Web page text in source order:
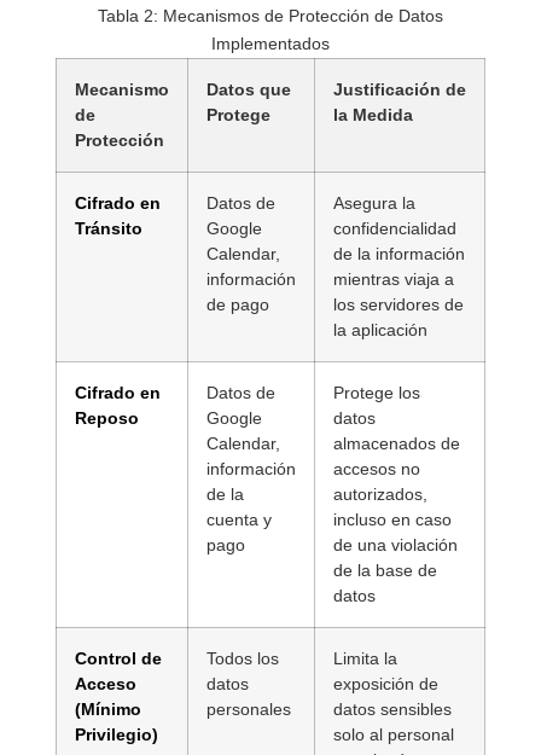
Tabla 2: Mecanismos de Protección de Datos
Implementados
Mecanismo
de
Protección
Datos que
Protege
Justificación de
la Medida
Cifrado en
Tránsito
Datos de
Google
Calendar,
información
de pago
Asegura la
confidencialidad
de la información
mientras viaja a
los servidores de
la aplicación
Cifrado en
Reposo
Datos de
Google
Calendar,
información
de la
cuenta y
pago
Protege los
datos
almacenados de
accesos no
autorizados,
incluso en caso
de una violación
de la base de
datos
Control de
Acceso
(Mínimo
Privilegio)
Todos los
datos
personales
Limita la
exposición de
datos sensibles
solo al personal